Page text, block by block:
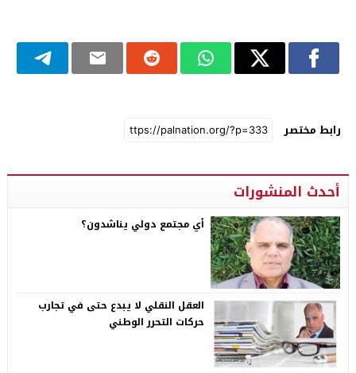
رابط مختصر
أحدث المنشورات
أي مجتمع دولي يناشدون؟
العقل النقلي لا يبدع حتى في تجارب
حركات التحرر الوطني